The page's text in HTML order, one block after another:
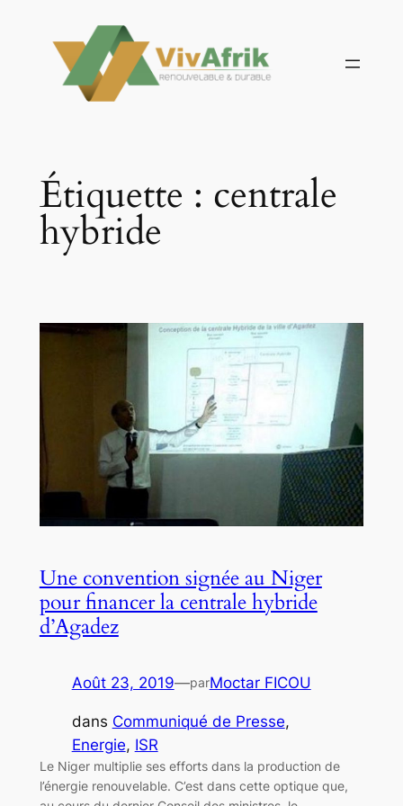
contenu
Étiquette : centrale
hybride
Une convention signée au Niger
pour financer la centrale hybride
d’Agadez
Août 23, 2019—parMoctar FICOU
dans Communiqué de Presse
Energie, ISR
Le Niger multiplie ses efforts dans la production de
l’énergie renouvelable. C’est dans cette optique que,